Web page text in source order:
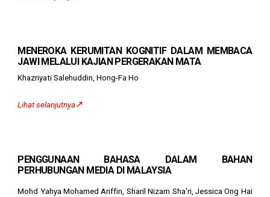
MENEROKA KERUMITAN KOGNITIF DALAM MEMBACA
JAWI MELALUI KAJIAN PERGERAKAN MATA
Khazriyati Salehuddin, Hong-Fa Ho
Lihat selanjutnya↗️
PENGGUNAAN BAHASA DALAM BAHAN
PERHUBUNGAN MEDIA DI MALAYSIA
Mohd Yahya Mohamed Ariffin, Sharil Nizam Sha'ri, Jessica Ong Hai